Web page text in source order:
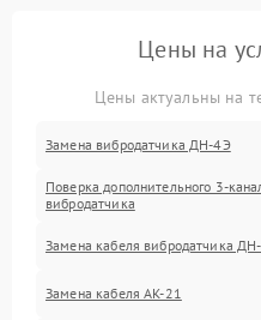
Цены на
Цены актуальны на
Замена вибродатчика ДН-4Э
Поверка дополнительного 3-
вибродатчика
Замена кабеля вибродатчика
Замена кабеля АК-21